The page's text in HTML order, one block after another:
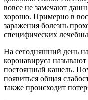
вовсе не замечают
хорошо. Примерно в
заражения болезнь
специфических
На сегодняшний день
коронавируса
постоянный кашель.
появиться общая
также происходит